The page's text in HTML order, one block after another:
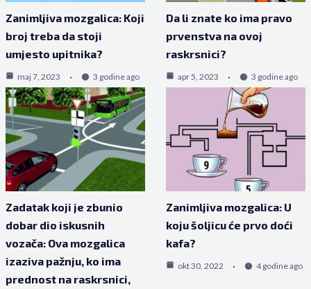
Zanimljiva mozgalica: Koji
broj treba da stoji
umjesto upitnika?
maj 7, 2023 3 godine ago
Da li znate ko ima pravo
prvenstva na ovoj
raskrsnici?
apr 5, 2023 3 godine ago
Zadatak koji je zbunio
dobar dio iskusnih
vozača: Ova mozgalica
izaziva pažnju, ko ima
prednost na raskrsnici,
Zanimljiva mozgalica: U
koju šoljicu će prvo doći
kafa?
okt 30, 2022 4 godine ago